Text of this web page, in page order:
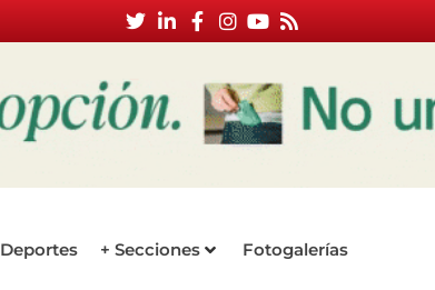
Deportes + Secciones Fotogalerías